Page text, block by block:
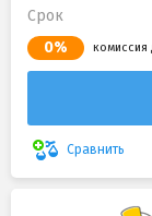
Срок
0% комиссия
Сравнить